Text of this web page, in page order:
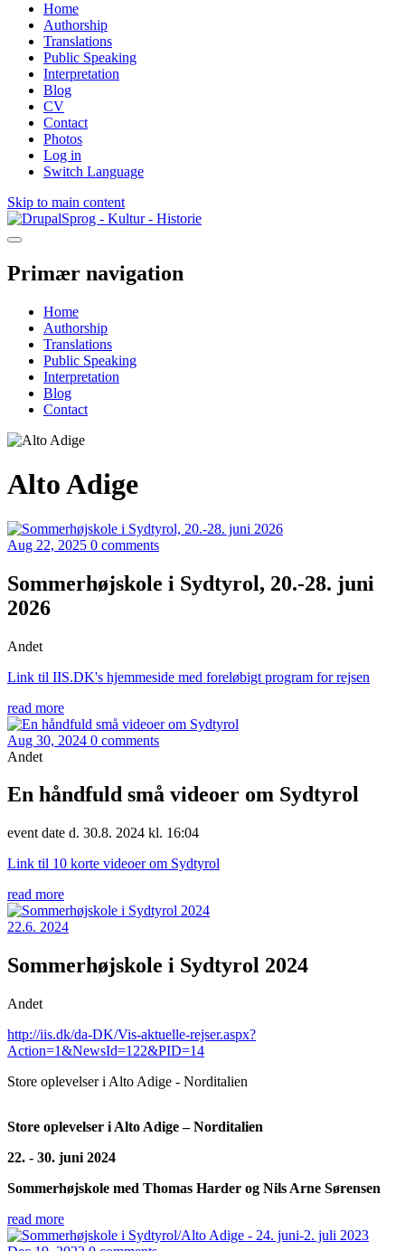
Home
Authorship
Translations
Public Speaking
Interpretation
Blog
CV
Contact
Photos
Log in
Switch Language
Skip to main content
Sprog - Kultur - Historie
Primær navigation
Home
Authorship
Translations
Public Speaking
Interpretation
Blog
Contact
Alto Adige
Aug 22, 2025 0 comments
Sommerhøjskole i Sydtyrol, 20.-28. juni
2026
Andet
Link til IIS.DK's hjemmeside med foreløbigt program for rejsen
read more
Aug 30, 2024 0 comments
Andet
En håndfuld små videoer om Sydtyrol
event date d. 30.8. 2024 kl. 16:04
Link til 10 korte videoer om Sydtyrol
read more
22.6. 2024
Sommerhøjskole i Sydtyrol 2024
Andet
http://iis.dk/da-DK/Vis-aktuelle-rejser.aspx?
Action=1&NewsId=122&PID=14
Store oplevelser i Alto Adige - Norditalien
Store oplevelser i Alto Adige – Norditalien
22. - 30. juni 2024
Sommerhøjskole med Thomas Harder og Nils Arne Sørensen
read more